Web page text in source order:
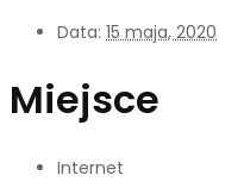
Data: 15 maja, 2020
Miejsce
Internet